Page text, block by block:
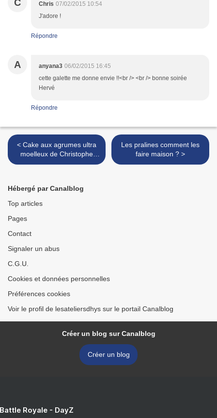
C Chris 07/02/2015 10:54
J'adore !
Répondre
A anyana3 06/02/2015 16:45
cette galette me donne envie !!<br /> <br /> bonne soirée
Hervé
Répondre
< Cake aux agrumes ultra
moelleux de Christophe
Michalak: Une explosion en
Les pralines comment les
faire maison ? >
Hébergé par Canalblog
Top articles
Pages
Contact
Signaler un abus
C.G.U.
Cookies et données personnelles
Préférences cookies
Voir le profil de lesateliersdhys sur le portail Canalblog
Créer un blog sur Canalblog
Créer un blog
Royale - DayZ